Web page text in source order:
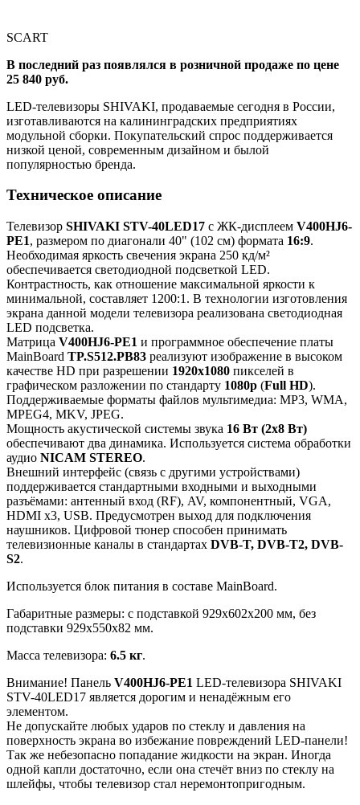
SCART
В последний раз появлялся в розничной продаже по цене
25 840 руб.
LED-телевизоры SHIVAKI, продаваемые сегодня в России,
изготавливаются на калининградских предприятиях
модульной сборки. Покупательский спрос поддерживается
низкой ценой, современным дизайном и былой
популярностью бренда.
Техническое описание
Телевизор SHIVAKI STV-40LED17 с ЖК-дисплеем V400HJ6-
PE1, размером по диагонали 40" (102 см) формата 16:9.
Необходимая яркость свечения экрана 250 кд/м²
обеспечивается светодиодной подсветкой LED.
Контрастность, как отношение максимальной яркости к
минимальной, составляет 1200:1. В технологии изготовления
экрана данной модели телевизора реализована светодиодная
LED подсветка.
Матрица V400HJ6-PE1 и программное обеспечение платы
MainBoard TP.S512.PB83 реализуют изображение в высоком
качестве HD при разрешении 1920x1080 пикселей в
графическом разложении по стандарту 1080p (Full HD).
Поддерживаемые форматы файлов мультимедиа: MP3, WMA,
MPEG4, MKV, JPEG.
Мощность акустической системы звука 16 Вт (2х8 Вт)
обеспечивают два динамика. Используется система обработки
аудио NICAM STEREO.
Внешний интерфейс (связь с другими устройствами)
поддерживается стандартными входными и выходными
разъёмами: антенный вход (RF), AV, компонентный, VGA,
HDMI x3, USB. Предусмотрен выход для подключения
наушников. Цифровой тюнер способен принимать
телевизионные каналы в стандартах DVB-T, DVB-T2, DVB-
S2.
Используется блок питания в составе MainBoard.
Габаритные размеры: с подставкой 929x602x200 мм, без
подставки 929x550x82 мм.
Масса телевизора: 6.5 кг.
Внимание! Панель V400HJ6-PE1 LED-телевизора SHIVAKI
STV-40LED17 является дорогим и ненадёжным его
элементом.
Не допускайте любых ударов по стеклу и давления на
поверхность экрана во избежание повреждений LED-панели!
Так же небезопасно попадание жидкости на экран. Иногда
одной капли достаточно, если она стечёт вниз по стеклу на
шлейфы, чтобы телевизор стал неремонтопригодным.